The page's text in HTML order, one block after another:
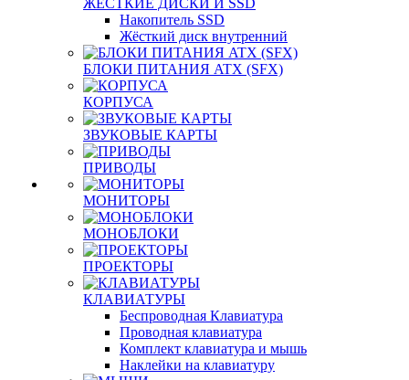
ЖЕСТКИЕ ДИСКИ И SSD
Накопитель SSD
Жёсткий диск внутренний
БЛОКИ ПИТАНИЯ ATX (SFX)
КОРПУСА
ЗВУКОВЫЕ КАРТЫ
ПРИВОДЫ
МОНИТОРЫ
МОНОБЛОКИ
ПРОЕКТОРЫ
КЛАВИАТУРЫ
Беспроводная Клавиатура
Проводная клавиатура
Комплект клавиатура и мышь
Наклейки на клавиатуру